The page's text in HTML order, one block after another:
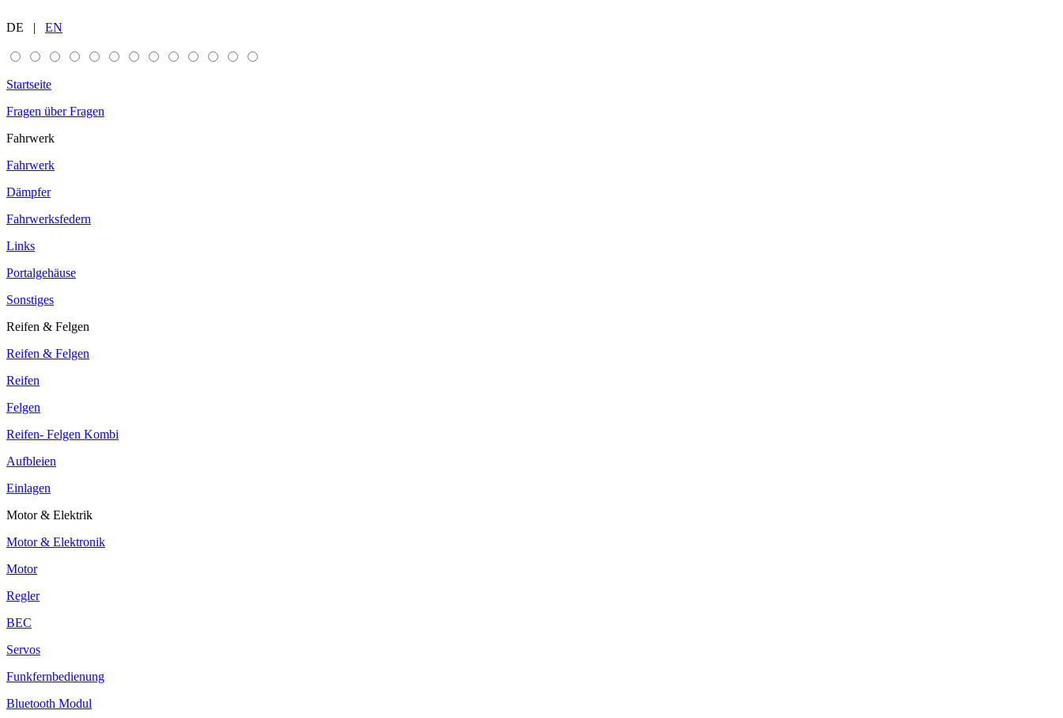
DE | EN
Startseite
Fragen über Fragen
Fahrwerk
Fahrwerk
Dämpfer
Fahrwerksfedern
Links
Portalgehäuse
Sonstiges
Reifen & Felgen
Reifen & Felgen
Reifen
Felgen
Reifen- Felgen Kombi
Aufbleien
Einlagen
Motor & Elektrik
Motor & Elektronik
Motor
Regler
BEC
Servos
Funkfernbedienung
Bluetooth Modul